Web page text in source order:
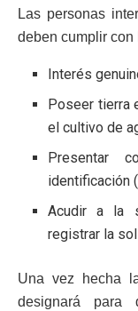
Las personas
deben cumplir
Interés
Poseer tierra
el cultivo de
Presentar
identificación
Acudir a la
registrar la
Una vez hecha
designará para